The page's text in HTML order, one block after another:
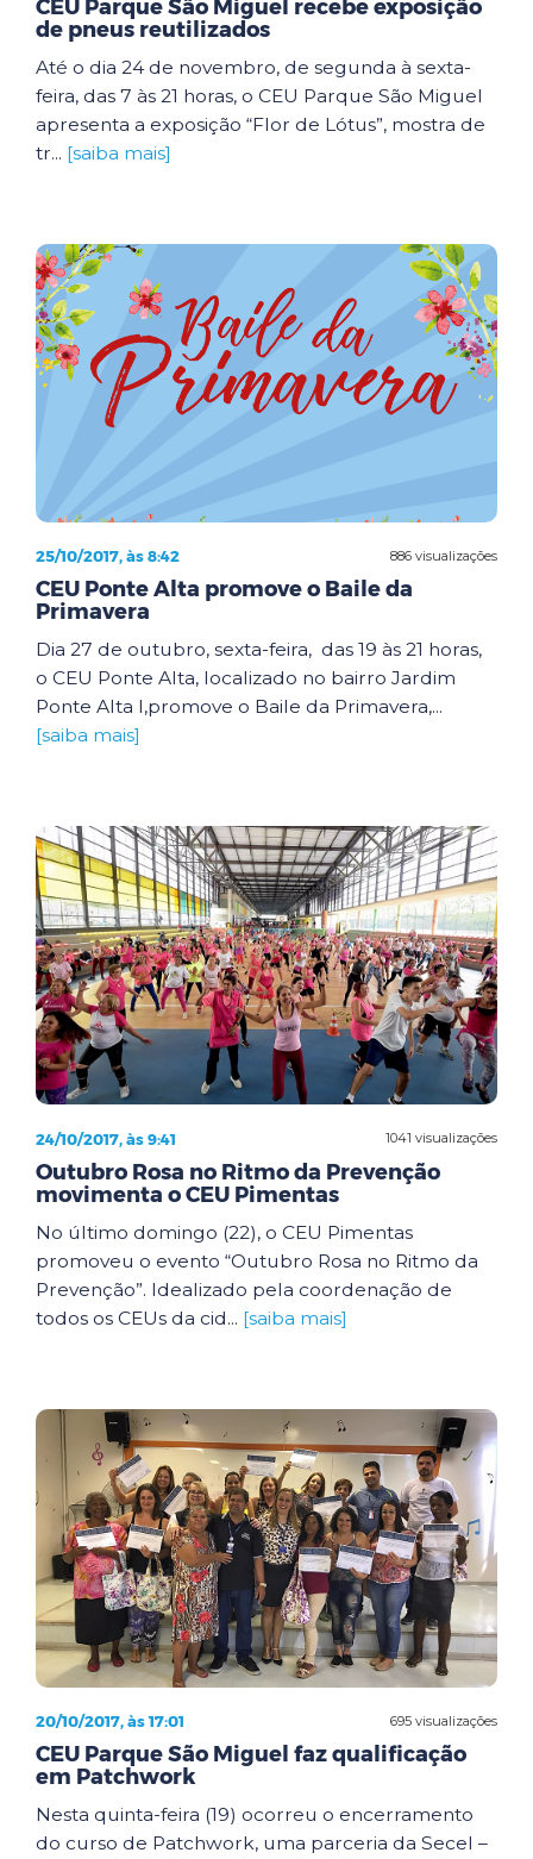
CEU Parque São Miguel recebe exposição
de pneus reutilizados
Até o dia 24 de novembro, de segunda à sexta-
feira, das 7 às 21 horas, o CEU Parque São Miguel
apresenta a exposição “Flor de Lótus”, mostra de
tr... [saiba mais]
886 visualizações
25/10/2017, às 8:42
CEU Ponte Alta promove o Baile da
Primavera
Dia 27 de outubro, sexta-feira, das 19 às 21 horas,
o CEU Ponte Alta, localizado no bairro Jardim
Ponte Alta I,promove o Baile da Primavera,...
[saiba mais]
1041 visualizações
24/10/2017, às 9:41
Outubro Rosa no Ritmo da Prevenção
movimenta o CEU Pimentas
No último domingo (22), o CEU Pimentas
promoveu o evento “Outubro Rosa no Ritmo da
Prevenção”. Idealizado pela coordenação de
todos os CEUs da cid... [saiba mais]
695 visualizações
20/10/2017, às 17:01
CEU Parque São Miguel faz qualificação
em Patchwork
Nesta quinta-feira (19) ocorreu o encerramento
do curso de Patchwork, uma parceria da Secel –